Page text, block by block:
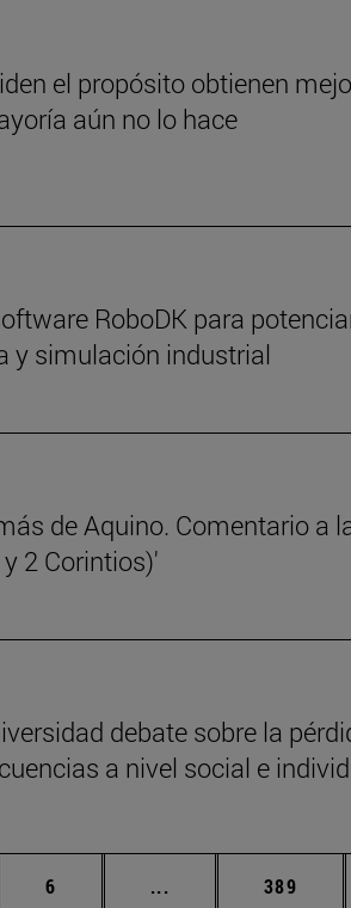
el propósito obtienen
aún no lo hace
RoboDK para
y simulación industrial
de Aquino. Comentario a
2 Corintios)'
debate sobre la
a nivel social e
desplazarse.
Página
6 ... Páginas Página
389